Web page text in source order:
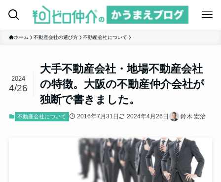
ホーム 不動産会社の選び方 不動産会社について
大手不動産会社・地場不動産会社
の特徴。大阪の不動産仲介会社が
独断で書きました。
2024
4/26
不動産会社について 2016年7月31日 2024年4月26日 鈴木 宏治